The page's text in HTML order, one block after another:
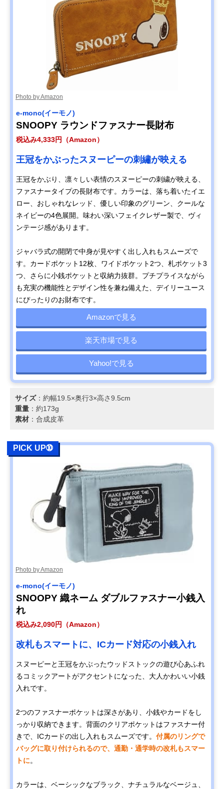
Photo by Amazon
e-mono(イーモノ)
SNOOPY ラウンドファスナー長財布
税込み4,333円（Amazon）
王冠をかぶったスヌーピーの刺繡が映える
王冠をかぶり、凛々しい表情のスヌーピーの刺繍が映える、
ファスナータイプの長財布です。カラーは、落ち着いたイエ
ロー、おしゃれなレッド、優しい印象のグリーン、クールな
ネイビーの4色展開。味わい深いフェイクレザー製で、ヴィ
ンテージ感があります。
ジャバラ式の開閉で中身が見やすく出し入れもスムーズで
す。カードポケット12枚、ワイドポケット2つ、札ポケット3
つ、さらに小銭ポケットと収納力抜群。プチプライスながら
も充実の機能性とデザイン性を兼ね備えた、デイリーユース
にぴったりのお財布です。
Amazonで見る
楽天市場で見る
Yahoo!で見る
サイズ：約幅19.5×奥行3×高さ9.5cm
重量 ：約173g
素材 ：合成皮革
PICK UP➉
Photo by Amazon
e-mono(イーモノ)
SNOOPY 織ネーム ダブルファスナー小銭入
れ
税込み2,090円（Amazon）
改札もスマートに、ICカード対応の小銭入れ
スヌーピーと王冠をかぶったウッドストックの遊び心あふれ
るコミックアートがアクセントになった、大人かわいい小銭
入れです。
2つのファスナーポケットは深さがあり、小銭やカードをし
っかり収納できます。背面のクリアポケットはファスナー付
きで、ICカードの出し入れもスムーズです。 付属のリングで
バッグに取り付けられるので、通勤・通学時の改札もスマー
トに。
カラーは、ベーシックなブラック、ナチュラルなベージュ、